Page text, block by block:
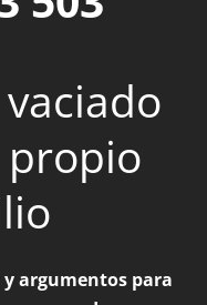
propio
argumentos para